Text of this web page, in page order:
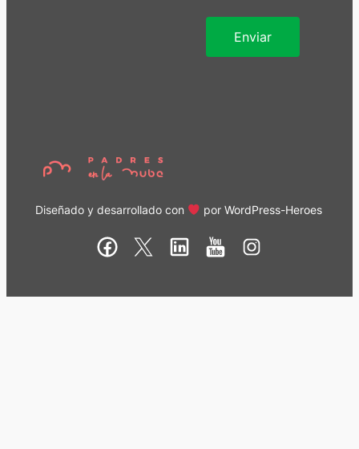
Diseñado y desarrollado con porWordPress-Heroes